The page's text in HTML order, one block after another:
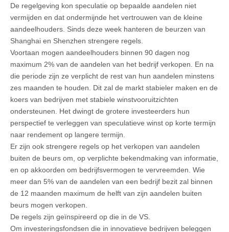
De regelgeving kon speculatie op bepaalde aandelen niet
vermijden en dat ondermijnde het vertrouwen van de kleine
aandeelhouders. Sinds deze week hanteren de beurzen van
Shanghai en Shenzhen strengere regels.
Voortaan mogen aandeelhouders binnen 90 dagen nog
maximum 2% van de aandelen van het bedrijf verkopen. En na
die periode zijn ze verplicht de rest van hun aandelen minstens
zes maanden te houden. Dit zal de markt stabieler maken en de
koers van bedrijven met stabiele winstvooruitzichten
ondersteunen. Het dwingt de grotere investeerders hun
perspectief te verleggen van speculatieve winst op korte termijn
naar rendement op langere termijn.
Er zijn ook strengere regels op het verkopen van aandelen
buiten de beurs om, op verplichte bekendmaking van informatie,
en op akkoorden om bedrijfsvermogen te vervreemden. Wie
meer dan 5% van de aandelen van een bedrijf bezit zal binnen
de 12 maanden maximum de helft van zijn aandelen buiten
beurs mogen verkopen.
De regels zijn geïnspireerd op die in de VS.
Om investeringsfondsen die in innovatieve bedrijven beleggen